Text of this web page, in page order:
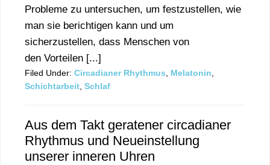
Probleme zu untersuchen, um festzustellen, wie
man sie berichtigen kann und um
sicherzustellen, dass Menschen von
den Vorteilen [...]
Filed Under: Circadianer Rhythmus Melatonin
Schichtarbeit Schlaf
Aus dem Takt geratener circadianer
Rhythmus und Neueinstellung
unserer inneren Uhren